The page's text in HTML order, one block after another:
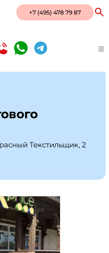
+7 (495) 478 79 87
Текстильщик, 2